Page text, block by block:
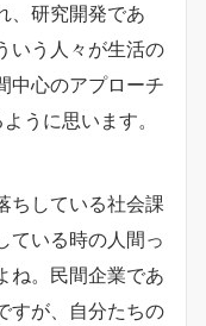
、研究開発であ
いう人々が生活の
中心のアプローチ
うに思います。
ちしている社会課
ている時の人間っ
ね。民間企業であ
すが、自分たちの